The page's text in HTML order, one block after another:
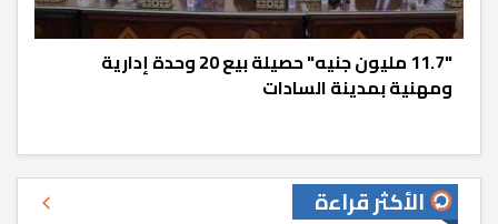
"11.7 مليون جنيه" حصيلة بيع 20 وحدة إدارية
ومهنية بمدينة السادات
الأكثر قراءة